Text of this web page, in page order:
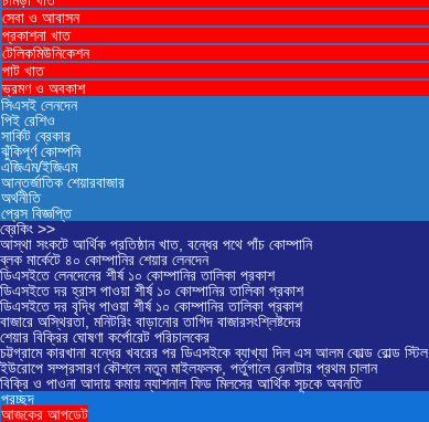
সেবা ও আবাসন
প্রকাশনা খাত
টেলিকমিউনিকেশন
পাট খাত
ভ্রমণ ও ‍অবকাশ
সিএসই লেনদেন
পিই রেশিও
সার্কিট ব্রেকার
ঝুঁকিপূর্ণ কোম্পনি
এজিএম/ইজিএম
আন্তর্জাতিক শেয়ারবাজার
অর্থনীতি
প্রেস বিজ্ঞপ্তি
ব্রেকিং >>
আস্থা সংকটে আর্থিক প্রতিষ্ঠান খাত, বন্ধের পথে পাঁচ কোম্পানি
ব্লক মার্কেটে ৪০ কোম্পানির শেয়ার লেনদেন
ডিএসইতে লেনদেনের শীর্ষ ১০ কোম্পানির তালিকা প্রকাশ
ডিএসইতে দর হ্রাস পাওয়া শীর্ষ ১০ কোম্পানির তালিকা প্রকাশ
ডিএসইতে দর বৃদ্ধি পাওয়া শীর্ষ ১০ কোম্পানির তালিকা প্রকাশ
বাজারে অস্থিরতা, মনিটরিং বাড়ানোর তাগিদ বাজারসংশ্লিষ্টদের
শেয়ার বিক্রির ঘোষণা কর্পোরেট পরিচালকের
চট্টগ্রামে কারখানা বন্ধের খবরের পর ডিএসইকে ব্যাখ্যা দিল এস আলম কোল্ড রোল্ড স্টিল
ইউরোপে সম্প্রসারণ কৌশলে নতুন মাইলফলক, পর্তুগালে রেনাটার প্রথম চালান
বিক্রি ও পাওনা আদায় কমায় ন্যাশনাল ফিড মিলসের আর্থিক সূচকে অবনতি
প্রচ্ছদ
আজকের আপডেট